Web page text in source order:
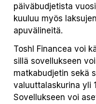
päiväbudjetista
kuuluu myös
apuvälineitä.
Toshl Financea voi
sillä sovellukseen
matkabudjetin sekä
valuuttalaskurina yli
Sovellukseen voi